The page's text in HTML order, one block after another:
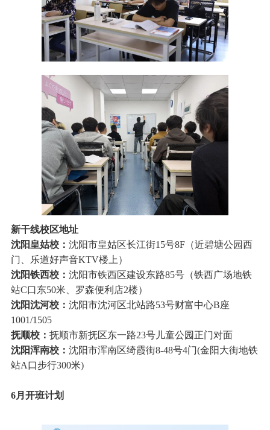
新干线校区地址
沈阳皇姑校： 沈阳市皇姑区长江街15号8F（近碧塘公园西
门、乐道好声音KTV楼上）
沈阳铁西校： 沈阳市铁西区建设东路85号（铁西广场地铁
站C口东50米、罗森便利店2楼）
沈阳沈河校： 沈阳市沈河区北站路53号财富中心B座
1001/1505
抚顺校： 抚顺市新抚区东一路23号儿童公园正门对面
沈阳浑南校： 沈阳市浑南区绮霞街8-48号4门(金阳大街地铁
站A口步行300米)
6月开班计划